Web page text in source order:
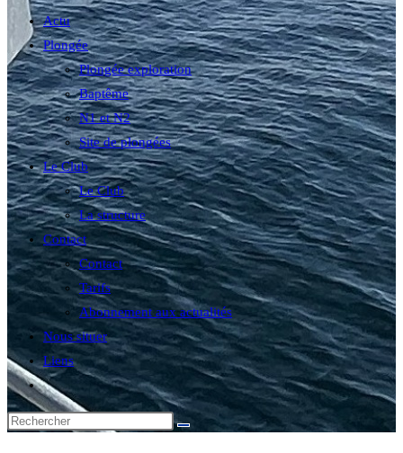
search
Actu
Plongée
Plongée exploration
Baptême
N1 et N2
Site de plongées
Le Club
Le Club
La structure
Contact
Contact
Tarifs
Abonnement aux actualités
Nous situer
Liens
Toggle
website
search